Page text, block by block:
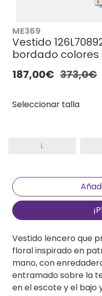
ME369
Vestido
bordado colores
187,00€ 373,0€
Seleccionar talla
L
Vestido lencero que
floral inspirado en
mano, con
entramado sobre la
en el escote y el bajo